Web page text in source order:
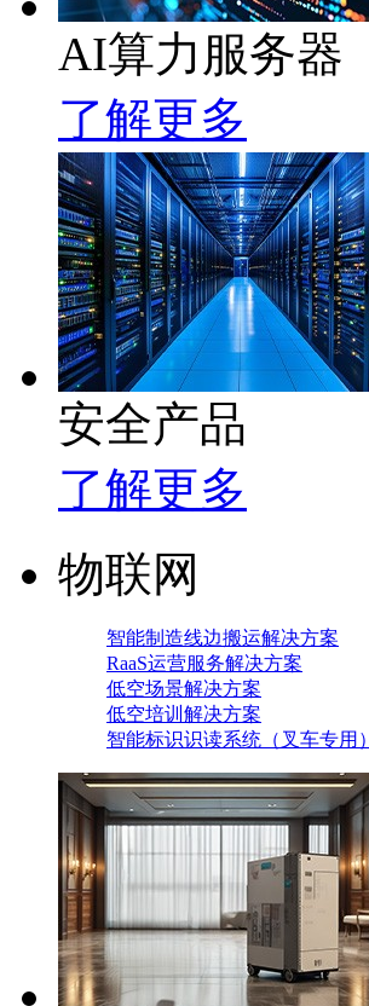
AI算力服务器
了解更多
安全产品
了解更多
物联网
智能制造线边搬运解决方案
RaaS运营服务解决方案
低空场景解决方案
低空培训解决方案
智能标识识读系统（叉车专用）